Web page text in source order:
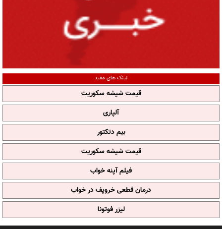
لینک های مفید
قیمت شیشه سکوریت
آلپاری
بیم دتکتور
قیمت شیشه سکوریت
فیلم آپنه خواب
درمان قطعی خروپف در خواب
لیزر فوتونا